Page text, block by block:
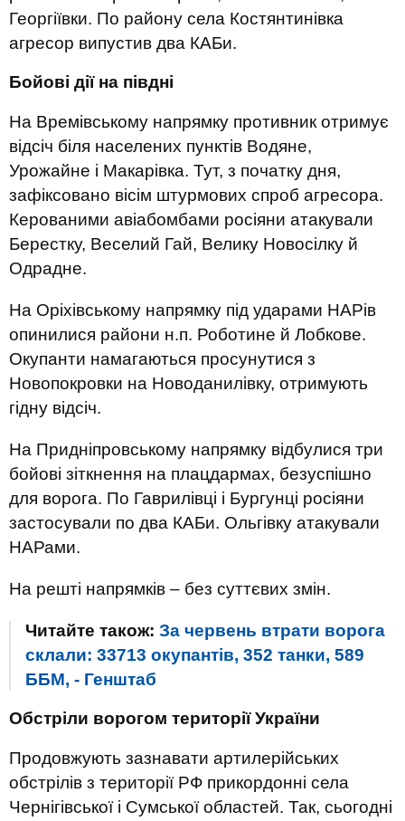
Георгіївки. По району села Костянтинівка
агресор випустив два КАБи.
Бойові дії на півдні
На Времівському напрямку противник отримує
відсіч біля населених пунктів Водяне,
Урожайне і Макарівка. Тут, з початку дня,
зафіксовано вісім штурмових спроб агресора.
Керованими авіабомбами росіяни атакували
Берестку, Веселий Гай, Велику Новосілку й
Одрадне.
На Оріхівському напрямку під ударами НАРів
опинилися райони н.п. Роботине й Лобкове.
Окупанти намагаються просунутися з
Новопокровки на Новоданилівку, отримують
гідну відсіч.
На Придніпровському напрямку відбулися три
бойові зіткнення на плацдармах, безуспішно
для ворога. По Гаврилівці і Бургунці росіяни
застосували по два КАБи. Ольгівку атакували
НАРами.
На решті напрямків – без суттєвих змін.
Читайте також: За червень втрати ворога
склали: 33713 окупантів, 352 танки, 589
ББМ, - Генштаб
Обстріли ворогом території України
Продовжують зазнавати артилерійських
обстрілів з території РФ прикордонні села
Чернігівської і Сумської областей. Так, сьогодні